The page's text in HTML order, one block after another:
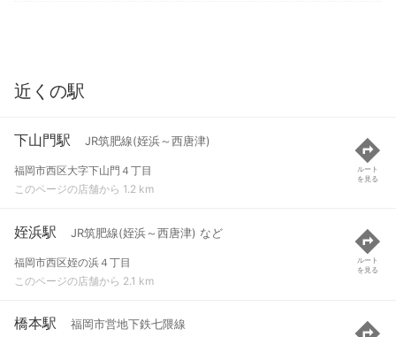
近くの駅
下山門駅 JR筑肥線(姪浜～西唐津)
福岡市西区大字下山門４丁目
このページの店舗から 1.2 km
ルート
を見る
姪浜駅 JR筑肥線(姪浜～西唐津) など
福岡市西区姪の浜４丁目
このページの店舗から 2.1 km
ルート
を見る
橋本駅 福岡市営地下鉄七隈線